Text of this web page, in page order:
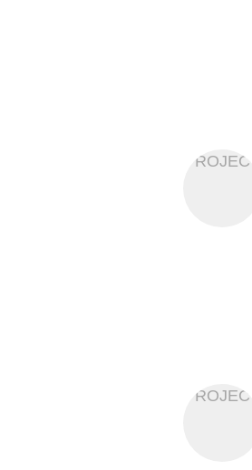
PROJECT
PROJECT